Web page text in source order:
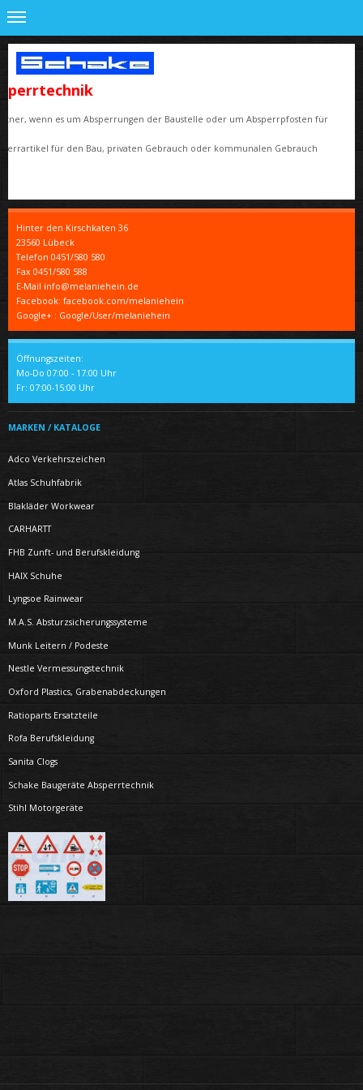
wenn es um Absperrungen der Baustelle oder um Absperrpfosten für
für den Bau, privaten Gebrauch oder kommunalen Gebrauch
Hinter den Kirschkaten 36
23560 Lübeck
Telefon 0451/580 580
Fax 0451/580 588
E-Mail info@melaniehein.de
Facebook: facebook.com/melaniehein
Google+ : Google/User/melaniehein
Öffnungszeiten:
Mo-Do 07:00 - 17:00 Uhr
Fr: 07:00-15:00 Uhr
MARKEN / KATALOGE
Adco Verkehrszeichen
Atlas Schuhfabrik
Blakläder Workwear
CARHARTT
FHB Zunft- und Berufskleidung
HAIX Schuhe
Lyngsoe Rainwear
M.A.S. Absturzsicherungssysteme
Munk Leitern / Podeste
Nestle Vermessungstechnik
Oxford Plastics, Grabenabdeckungen
Ratioparts Ersatzteile
Rofa Berufskleidung
Sanita Clogs
Schake Baugeräte Absperrtechnik
Stihl Motorgeräte